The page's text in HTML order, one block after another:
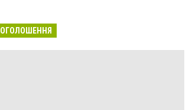
ОГОЛОШЕННЯ